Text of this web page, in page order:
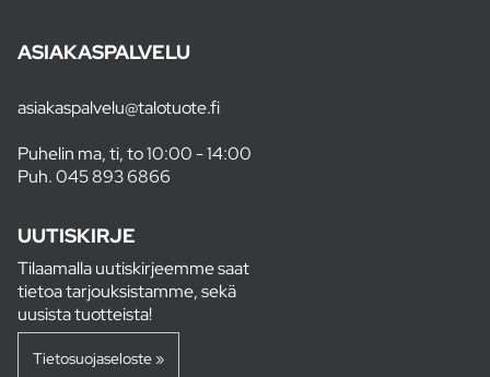
ASIAKASPALVELU
asiakaspalvelu@talotuote.fi
Puhelin ma, ti, to 10:00 - 14:00
Puh.045 893 6866
UUTISKIRJE
Tilaamalla uutiskirjeemme saat
tietoa tarjouksistamme, sekä
uusista tuotteista!
Tietosuojaseloste »